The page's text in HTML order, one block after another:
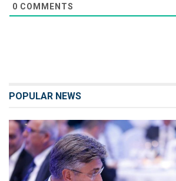
0 COMMENTS
POPULAR NEWS